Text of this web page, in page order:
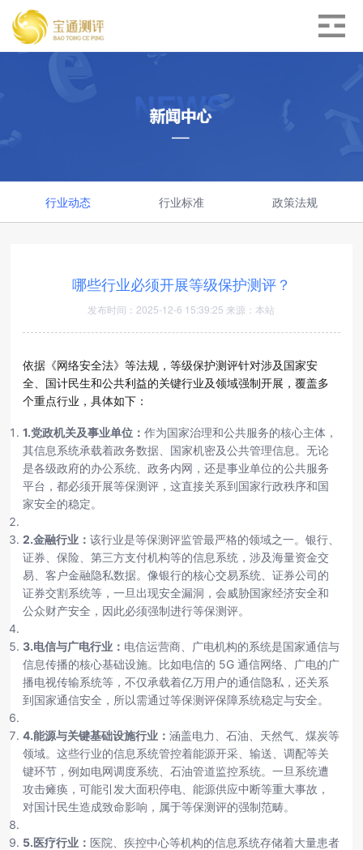
行业动态 行业标准 政策法规
哪些行业必须开展等级保护测评？
发布时间：2025-12-6 15:39:25 来源：本站
依据《网络安全法》等法规，等级保护测评针对涉及国家安
全、国计民生和公共利益的关键行业及领域强制开展，覆盖多
个重点行业，具体如下：
1.党政机关及事业单位：作为国家治理和公共服务的核心主体，
其信息系统承载着政务数据、国家机密及公共管理信息。无论
是各级政府的办公系统、政务内网，还是事业单位的公共服务
平台，都必须开展等保测评，这直接关系到国家行政秩序和国
家安全的稳定。
2.金融行业：该行业是等保测评监管最严格的领域之一。银行、
证券、保险、第三方支付机构等的信息系统，涉及海量资金交
易、客户金融隐私数据。像银行的核心交易系统、证券公司的
证券交割系统等，一旦出现安全漏洞，会威胁国家经济安全和
公众财产安全，因此必须强制进行等保测评。
3.电信与广电行业： 电信运营商、广电机构的系统是国家通信与
信息传播的核心基础设施。比如电信的 5G 通信网络、广电的广
播电视传输系统等，不仅承载着亿万用户的通信隐私，还关系
到国家通信安全，所以需通过等保测评保障系统稳定与安全。
4.能源与关键基础设施行业：涵盖电力、石油、天然气、煤炭等
领域。这些行业的信息系统管控着能源开采、输送、调配等关
键环节，例如电网调度系统、石油管道监控系统。一旦系统遭
攻击瘫痪，可能引发大面积停电、能源供应中断等重大事故，
对国计民生造成致命影响，属于等保测评的强制范畴。
5.医疗行业： 医院、疾控中心等机构的信息系统存储着大量患者